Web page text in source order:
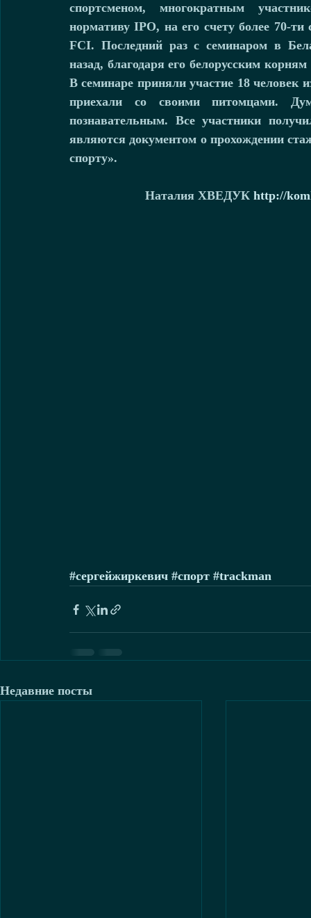
спортсменом, многократным
нормативу IPO, на его счету более 70-
FCI. Последний раз с семинаром в
назад, благодаря его белорусским
В семинаре приняли участие 18 человек
приехали со своими питомцами.
познавательным. Все участники
являются документом о прохождении
спорту».
Наталия ХВЕДУК http://
#сергейжиркевич #спорт #trackman
Недавние посты